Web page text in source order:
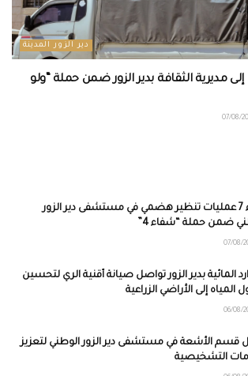
دير الزور المدينة
إلى مديرية الثقافة بدير الزور ضمن حملة “ولو
إجراء 7 عمليات تنظير هضمي في مستشفى دير الزور
ضمن حملة “شفاء 4”
المائية بدير الزور تواصل صيانة أقنية الري لتحسين
المياه إلى الأراضي الزراعية
قسم الأشعة في مستشفى دير الزور الوطني لتعزيز
التشخيصية